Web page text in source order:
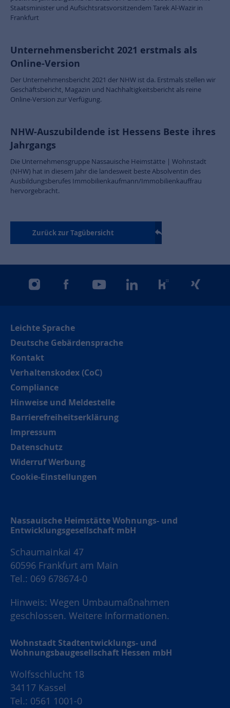
Staatsminister und Aufsichtsratsvorsitzendem Tarek Al-Wazir in
Frankfurt
Unternehmensbericht 2021 erstmals als
Online-Version
Der Unternehmensbericht 2021 der NHW ist da. Erstmals stellen wir
Geschäftsbericht, Magazin und Nachhaltigkeitsbericht als reine
Online-Version zur Verfügung.
NHW-Auszubildende ist Hessens Beste ihres
Jahrgangs
Die Unternehmensgruppe Nassauische Heimstätte | Wohnstadt
(NHW) hat in diesem Jahr die landesweit beste Absolventin des
Ausbildungsberufes Immobilienkaufmann/Immobilienkauffrau
hervorgebracht.
Zurück zur Tagübersicht
instagramfacebookyoutubelinkedinkununuxing
Leichte Sprache
Deutsche Gebärdensprache
Kontakt
Verhaltenskodex (CoC)
Compliance
Hinweise und Meldestelle
Barrierefreiheitserklärung
Impressum
Datenschutz
Widerruf Werbung
Cookie-Einstellungen
Nassauische Heimstätte Wohnungs- und
Entwicklungsgesellschaft mbH
Schaumainkai 47
60596 Frankfurt am Main
Tel.: 069 678674-0
Hinweis: Wegen Umbaumaßnahmen
geschlossen. Weitere Informationen.
Wohnstadt Stadtentwicklungs- und
Wohnungsbaugesellschaft Hessen mbH
Wolfsschlucht 18
34117 Kassel
Tel.: 0561 1001-0